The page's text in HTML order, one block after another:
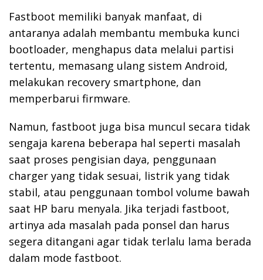
Fastboot memiliki banyak manfaat, di
antaranya adalah membantu membuka kunci
bootloader, menghapus data melalui partisi
tertentu, memasang ulang sistem Android,
melakukan recovery smartphone, dan
memperbarui firmware.
Namun, fastboot juga bisa muncul secara tidak
sengaja karena beberapa hal seperti masalah
saat proses pengisian daya, penggunaan
charger yang tidak sesuai, listrik yang tidak
stabil, atau penggunaan tombol volume bawah
saat HP baru menyala. Jika terjadi fastboot,
artinya ada masalah pada ponsel dan harus
segera ditangani agar tidak terlalu lama berada
dalam mode fastboot.